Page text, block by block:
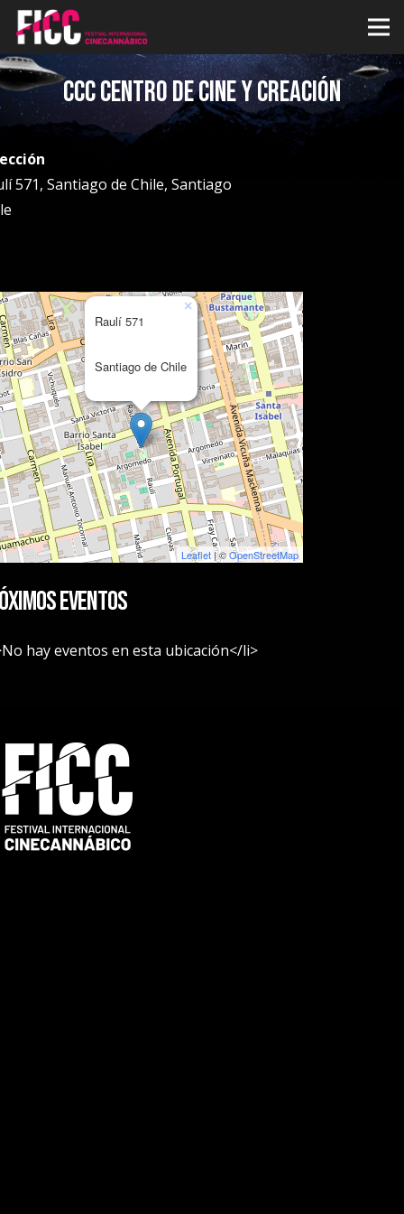
CCC Centro de Cine y Creación
571, Santiago de Chile, Santiago
Raulí 571
Santiago de Chile
×
Leaflet| ©OpenStreetMap
eventos
hay eventos en esta ubicación</li>